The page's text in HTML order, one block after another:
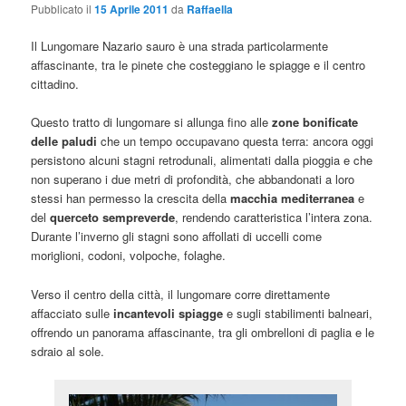
Pubblicato il15 Aprile 2011 da Raffaella
Il Lungomare Nazario sauro è una strada particolarmente
affascinante, tra le pinete che costeggiano le spiagge e il centro
cittadino.
Questo tratto di lungomare si allunga fino allezone bonificate
delle paludiche un tempo occupavano questa terra: ancora oggi
persistono alcuni stagni retrodunali, alimentati dalla pioggia e che
non superano i due metri di profondità, che abbandonati a loro
stessi han permesso la crescita dellamacchia mediterranea e
delquerceto sempreverde, rendendo caratteristica l’intera zona.
Durante l’inverno gli stagni sono affollati di uccelli come
moriglioni, codoni, volpoche, folaghe.
Verso il centro della città, il lungomare corre direttamente
affacciato sulleincantevoli spiagge e sugli stabilimenti balneari,
offrendo un panorama affascinante, tra gli ombrelloni di paglia e le
sdraio al sole.